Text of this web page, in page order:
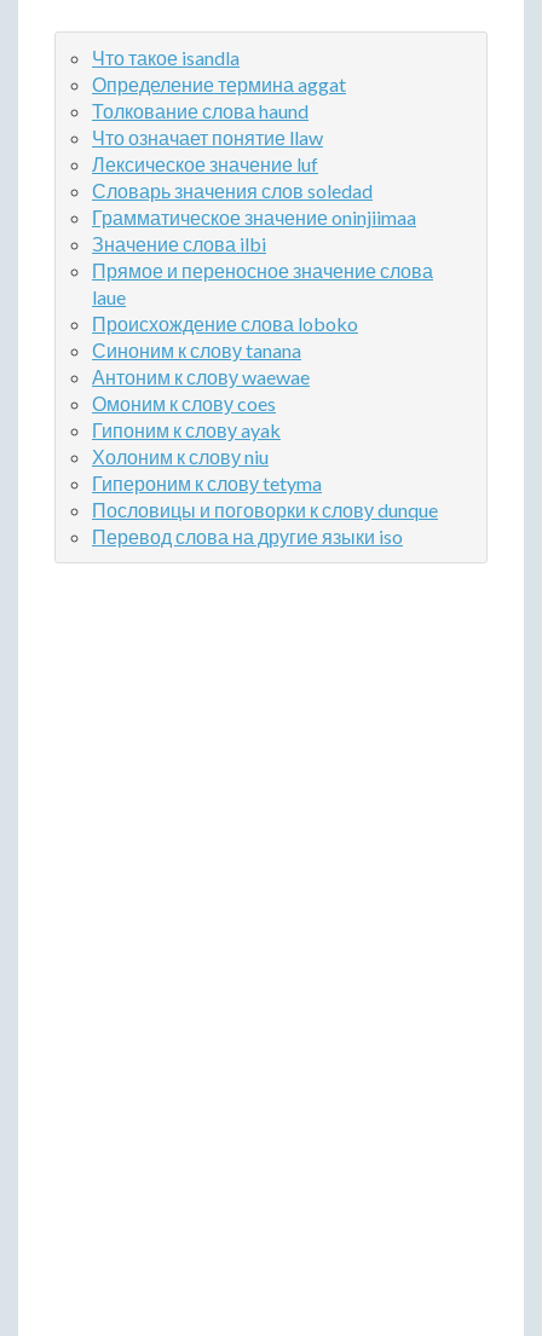
Что такое isandla
Определение термина aggat
Толкование слова haund
Что означает понятие llaw
Лексическое значение luf
Словарь значения слов soledad
Грамматическое значение oninjiimaa
Значение слова ilbi
Прямое и переносное значение слова
laue
Происхождение слова loboko
Синоним к слову tanana
Антоним к слову waewae
Омоним к слову coes
Гипоним к слову ayak
Холоним к слову niu
Гипероним к слову tetyma
Пословицы и поговорки к слову dunque
Перевод слова на другие языки iso